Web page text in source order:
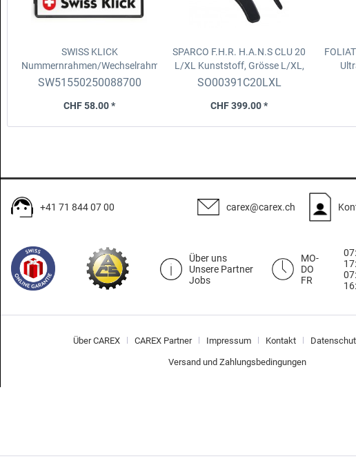
SWISS KLICK
Nummernrahmen/Wechselrahmen
Langformat, v. 8x30cm + h.
SW51550250088700
CHF 58.00 *
SPARCO F.H.R. H.A.N.S CLU 20
L/XL Kunststoff, Grösse L/XL,
20°, mit beweg. Haltesyst
SO00391C20LXL
CHF 399.00 *
+41 71 844 07 00 carex@carex.ch
Über uns
Unsere Partner
Jobs
MO-
DO
FR
Über CAREX CAREX Partner Impressum Kontakt
Versand und Zahlungsbedingungen